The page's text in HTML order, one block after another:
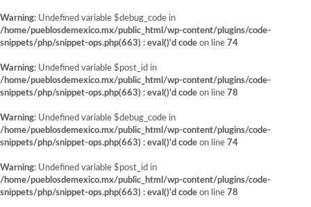
Warning: Undefined variable $debug_code in
/home/pueblosdemexico.mx/public_html/wp-content/plugins/code-
snippets/php/snippet-ops.php(663) : eval()'d code on line 74
Warning: Undefined variable $post_id in
/home/pueblosdemexico.mx/public_html/wp-content/plugins/code-
snippets/php/snippet-ops.php(663) : eval()'d code on line 78
Warning: Undefined variable $debug_code in
/home/pueblosdemexico.mx/public_html/wp-content/plugins/code-
snippets/php/snippet-ops.php(663) : eval()'d code on line 74
Warning: Undefined variable $post_id in
/home/pueblosdemexico.mx/public_html/wp-content/plugins/code-
snippets/php/snippet-ops.php(663) : eval()'d code on line 78